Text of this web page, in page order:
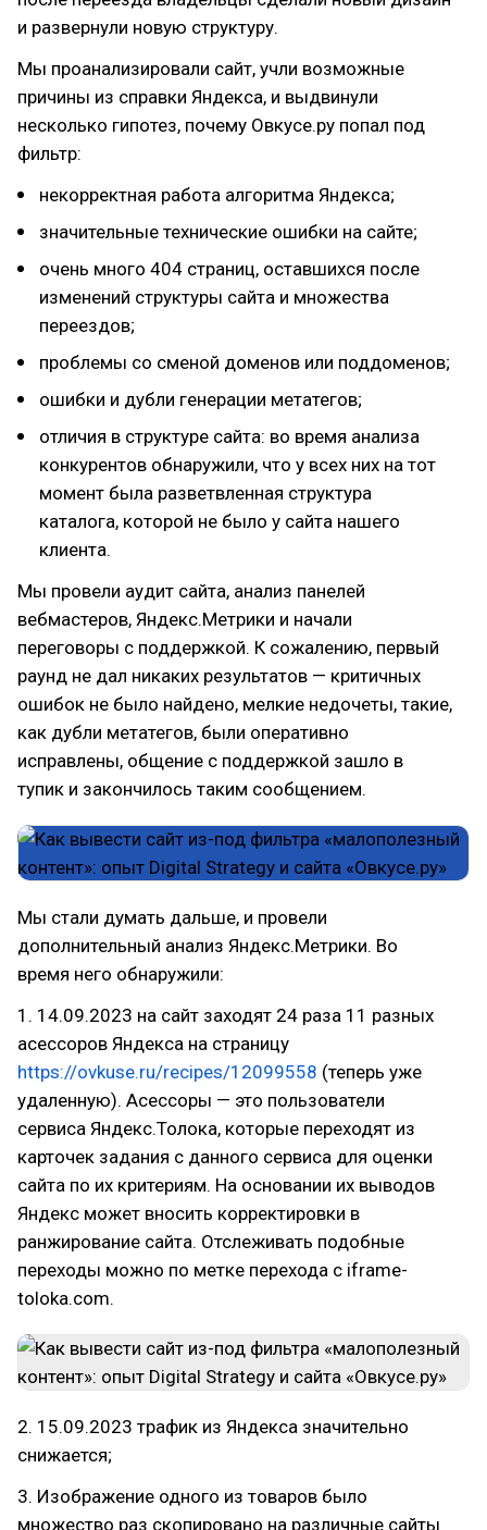
и развернули новую структуру.
Мы проанализировали сайт, учли возможные
причины из справки Яндекса, и выдвинули
несколько гипотез, почему Овкусе.ру попал под
фильтр:
некорректная работа алгоритма Яндекса;
значительные технические ошибки на сайте;
очень много 404 страниц, оставшихся после
изменений структуры сайта и множества
переездов;
проблемы со сменой доменов или поддоменов;
ошибки и дубли генерации метатегов;
отличия в структуре сайта: во время анализа
конкурентов обнаружили, что у всех них на тот
момент была разветвленная структура
каталога, которой не было у сайта нашего
клиента.
Мы провели аудит сайта, анализ панелей
вебмастеров, Яндекс.Метрики и начали
переговоры с поддержкой. К сожалению, первый
раунд не дал никаких результатов — критичных
ошибок не было найдено, мелкие недочеты, такие,
как дубли метатегов, были оперативно
исправлены, общение с поддержкой зашло в
тупик и закончилось таким сообщением.
Мы стали думать дальше, и провели
дополнительный анализ Яндекс.Метрики. Во
время него обнаружили:
1. 14.09.2023 на сайт заходят 24 раза 11 разных
асессоров Яндекса на страницу
https://ovkuse.ru/recipes/12099558 (теперь уже
удаленную). Асессоры — это пользователи
сервиса Яндекс.Толока, которые переходят из
карточек задания с данного сервиса для оценки
сайта по их критериям. На основании их выводов
Яндекс может вносить корректировки в
ранжирование сайта. Отслеживать подобные
переходы можно по метке перехода с iframe-
toloka.com.
2. 15.09.2023 трафик из Яндекса значительно
снижается;
3. Изображение одного из товаров было
множество раз скопировано на различные сайты